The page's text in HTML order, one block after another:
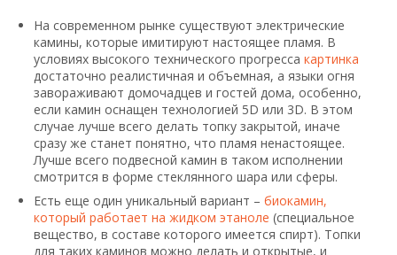
На современном рынке существуют электрические
камины, которые имитируют настоящее пламя. В
условиях высокого технического прогресса картинка
достаточно реалистичная и объемная, а языки огня
завораживают домочадцев и гостей дома, особенно,
если камин оснащен технологией 5D или 3D. В этом
случае лучше всего делать топку закрытой, иначе
сразу же станет понятно, что пламя ненастоящее.
Лучше всего подвесной камин в таком исполнении
смотрится в форме стеклянного шара или сферы.
Есть еще один уникальный вариант – биокамин,
который работает на жидком этаноле (специальное
вещество, в составе которого имеется спирт). Топки
для таких каминов можно делать и открытые, и